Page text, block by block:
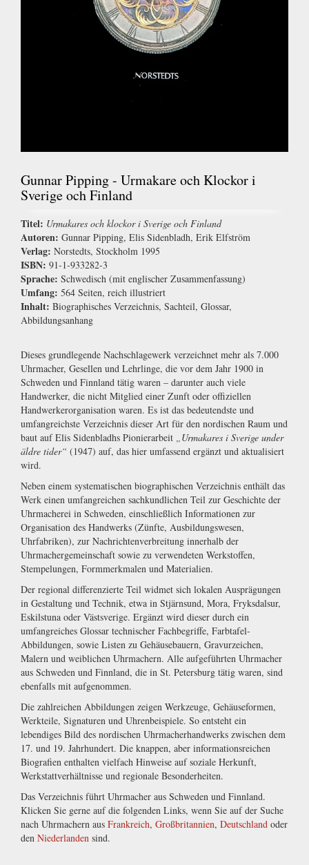
Gunnar Pipping - Urmakare och Klockor i
Sverige och Finland
Titel: Urmakares och klockor i Sverige och Finland
Autoren: Gunnar Pipping, Elis Sidenbladh, Erik Elfström
Verlag: Norstedts, Stockholm 1995
ISBN: 91-1-933282-3
Sprache: Schwedisch (mit englischer Zusammenfassung)
Umfang: 564 Seiten, reich illustriert
Inhalt: Biographisches Verzeichnis, Sachteil, Glossar,
Abbildungsanhang
Dieses grundlegende Nachschlagewerk verzeichnet mehr als 7.000
Uhrmacher, Gesellen und Lehrlinge, die vor dem Jahr 1900 in
Schweden und Finnland tätig waren – darunter auch viele
Handwerker, die nicht Mitglied einer Zunft oder offiziellen
Handwerkerorganisation waren. Es ist das bedeutendste und
umfangreichste Verzeichnis dieser Art für den nordischen Raum und
baut auf Elis Sidenbladhs Pionierarbeit „Urmakares i Sverige under
äldre tider“ (1947) auf, das hier umfassend ergänzt und aktualisiert
wird.
Neben einem systematischen biographischen Verzeichnis enthält das
Werk einen umfangreichen sachkundlichen Teil zur Geschichte der
Uhrmacherei in Schweden, einschließlich Informationen zur
Organisation des Handwerks (Zünfte, Ausbildungswesen,
Uhrfabriken), zur Nachrichtenverbreitung innerhalb der
Uhrmachergemeinschaft sowie zu verwendeten Werkstoffen,
Stempelungen, Formmerkmalen und Materialien.
Der regional differenzierte Teil widmet sich lokalen Ausprägungen
in Gestaltung und Technik, etwa in Stjärnsund, Mora, Fryksdalsur,
Eskilstuna oder Västsverige. Ergänzt wird dieser durch ein
umfangreiches Glossar technischer Fachbegriffe, Farbtafel-
Abbildungen, sowie Listen zu Gehäusebauern, Gravurzeichen,
Malern und weiblichen Uhrmachern. Alle aufgeführten Uhrmacher
aus Schweden und Finnland, die in St. Petersburg tätig waren, sind
ebenfalls mit aufgenommen.
Die zahlreichen Abbildungen zeigen Werkzeuge, Gehäuseformen,
Werkteile, Signaturen und Uhrenbeispiele. So entsteht ein
lebendiges Bild des nordischen Uhrmacherhandwerks zwischen dem
17. und 19. Jahrhundert. Die knappen, aber informationsreichen
Biografien enthalten vielfach Hinweise auf soziale Herkunft,
Werkstattverhältnisse und regionale Besonderheiten.
Das Verzeichnis führt Uhrmacher aus Schweden und Finnland.
Klicken Sie gerne auf die folgenden Links, wenn Sie auf der Suche
nach Uhrmachern aus Frankreich, Großbritannien, Deutschland oder
den Niederlanden sind.